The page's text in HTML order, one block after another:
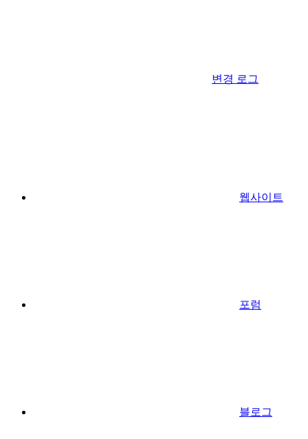
변경 로그
웹사이트
포럼
블로그